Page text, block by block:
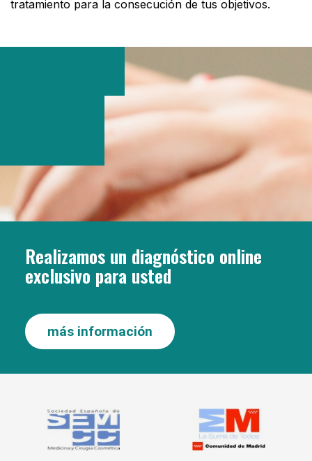
tratamiento para la consecución de tus objetivos.
Realizamos un diagnóstico online
exclusivo para usted
más información